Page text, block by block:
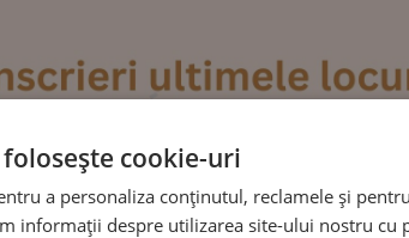
cookie-uri
a personaliza conținutul, reclamele și
informații despre utilizarea site-ului nostru cu